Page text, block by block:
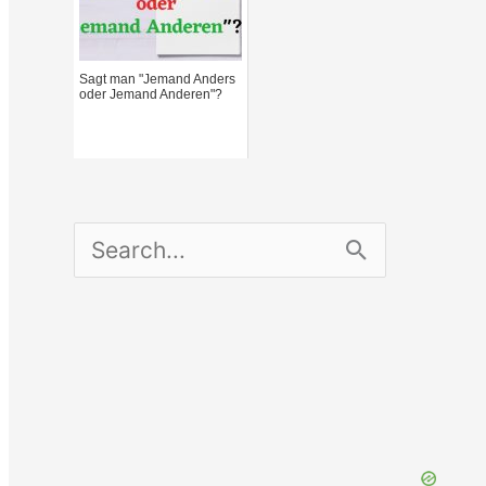
Sagt man "Jemand Anders
oder Jemand Anderen"?